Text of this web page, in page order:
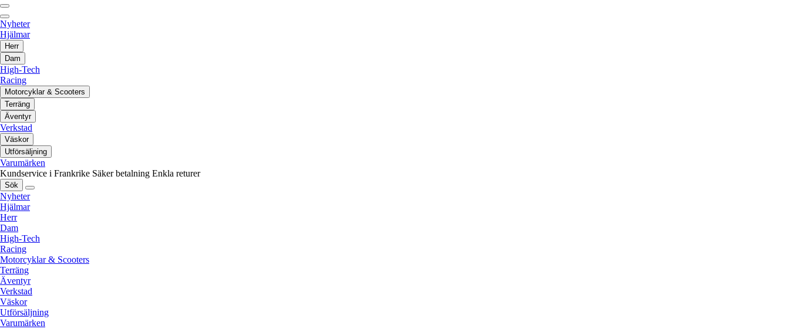
Nyheter
Hjälmar
Herr
Dam
High-Tech
Racing
Motorcyklar & Scooters
Terräng
Äventyr
Verkstad
Väskor
Utförsäljning
Varumärken
Kundservice i Frankrike Säker betalning Enkla returer
Sök
Nyheter
Hjälmar
Herr
Dam
High-Tech
Racing
Motorcyklar & Scooters
Terräng
Äventyr
Verkstad
Väskor
Utförsäljning
Varumärken